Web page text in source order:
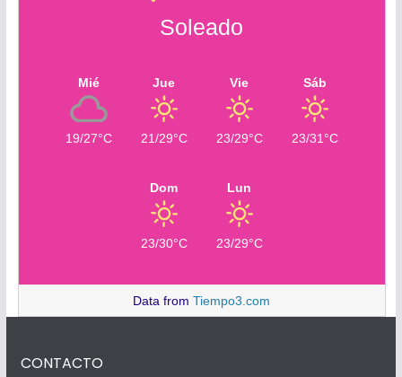
Soleado
Mié
19/27°C
Jue
21/29°C
Vie
23/29°C
Sáb
23/31°C
Dom
23/30°C
Lun
23/29°C
Data fromTiempo3.com
CONTACTO